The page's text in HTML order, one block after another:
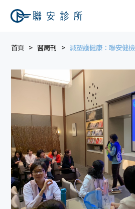
首頁 醫周刊 減塑護健康：聯安健